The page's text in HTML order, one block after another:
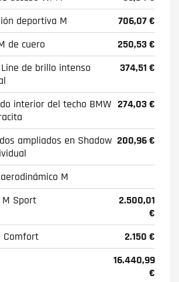
deportiva M
706,07 €
de cuero
250,53 €
de brillo intenso
374,51 €
interior del techo BMW 274,03 €
ampliados en Shadow 200,96 €
M
M Sport
2.500,01
€
Comfort
2.150 €
16.440,99
€